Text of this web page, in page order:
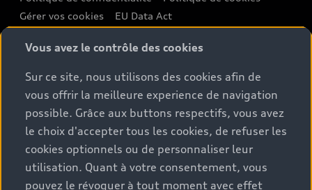
Gérer vos cookies
EU Data Act
Please select country
Les valeurs de consommation et d'émission indiquées ont été
déterminées selon les méthodes de mesure prescrites par la
loi. Le 1er janvier 2021, la procédure d'essai WLTP (Worldwide
Harmonized Light Vehicles Test Procedure) a complètement
remplacé le cycle d'essai NEDC, de sorte que pour les véhicules
Vous avez le contrôle des cookies
Sur ce site, nous utilisons des cookies afin de
vous offrir la meilleure experience de navigation
possible. Grâce aux buttons respectifs, vous avez
le choix d'accepter tous les cookies, de refuser les
cookies optionnels ou de personnaliser leur
utilisation. Quant à votre consentement, vous
pouvez le révoquer à tout moment avec effet